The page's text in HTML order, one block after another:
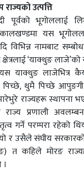
उत्पत्ति
भूगोललाई
कालखण्डमा यस
विभिन्न नामबाट
‘याक्थुङ
याक्थुङ लाजेभित्र
थुमै पिच्छे
राज्यहरू स्थापना
प्रणाली
गर्ने परम्परा रहेको
र उसैले संघीय
त कहिले मोरङ